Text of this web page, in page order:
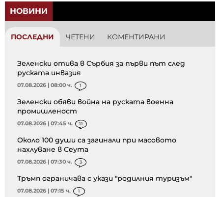
НОВИНИ
ПОСЛЕДНИ ЧЕТЕНИ КОМЕНТИРАНИ
Зеленски отива в Сърбия за първи път след
руската инвазия
07.08.2026 | 08:00 ч. 1
Зеленски обяви война на руската военна
промишленост
07.08.2026 | 07:45 ч. 11
Около 100 души са загинали при масовото
нахлуване в Сеута
07.08.2026 | 07:30 ч. 3
Тръмп ограничава с укази "родилния туризъм"
07.08.2026 | 07:15 ч. 1